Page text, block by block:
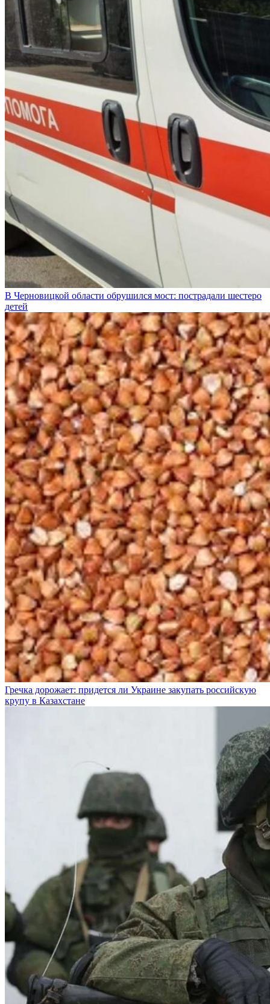
В Черновицкой области обрушился мост: пострадали шестеро
детей
Гречка дорожает: придется ли Украине закупать российскую
крупу в Казахстане